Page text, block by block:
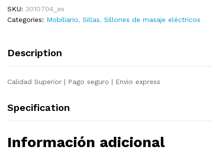
SKU: 3010704_es
Categories: Mobiliario, Sillas, Sillones de masaje eléctricos
Description
Calidad Superior | Pago seguro | Envio express
Specification
Información adicional